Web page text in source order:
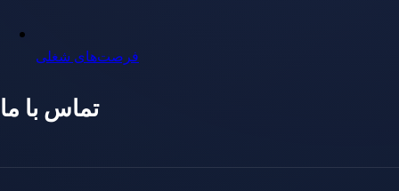
فرصت‌های شغلی
تماس با ما